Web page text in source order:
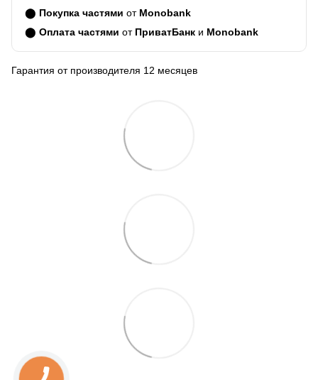
⬤ Покупка частями от Monobank
⬤ Оплата частями от ПриватБанк и Monobank
Гарантия от производителя 12 месяцев